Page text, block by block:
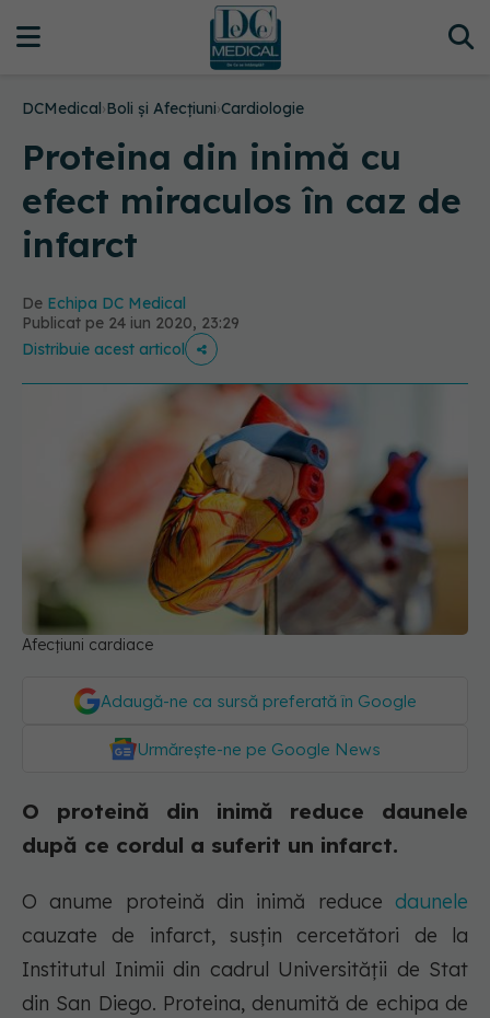
DCMedical›Boli și Afecțiuni›Cardiologie
Proteina din inimă cu
efect miraculos în caz de
infarct
De Echipa DC Medical
Publicat pe 24 iun 2020, 23:29
Distribuie acest articol
Afecțiuni cardiace
Adaugă-ne ca sursă preferată în Google
Urmărește-ne pe Google News
O proteină din inimă reduce daunele
după ce cordul a suferit un infarct.
O anume proteină din inimă reduce daunele
cauzate de infarct, susțin cercetători de la
Institutul Inimii din cadrul Universității de Stat
din San Diego. Proteina, denumită de echipa de